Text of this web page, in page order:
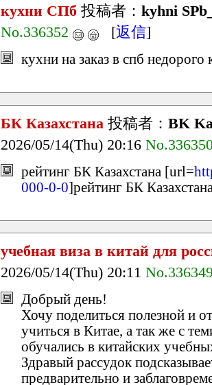
кухни СПб 投稿者： kyhni
No.336352
[返信]
кухни на заказ в спб недорого
БК Казахстана 投稿者： BK
2026/05/14(Thu) 20:16
рейтинг БК Казахстана [url=
000-0-0]рейтинг БК
учебная виза в китай для
2026/05/14(Thu) 20:11
Добрый день!
Хочу поделиться полезной и
учиться в Китае, а так же с
обучались в китайских
Здравый рассудок
предварительно и